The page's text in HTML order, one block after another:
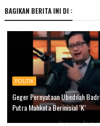
BAGIKAN BERITA INI DI :
POLITIK
Geger Pernyataan Ubedilah
Putra Mahkota Berinisial ‘K’